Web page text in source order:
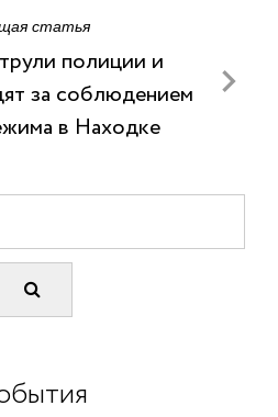
статья
полиции и
за соблюдением
в Находке